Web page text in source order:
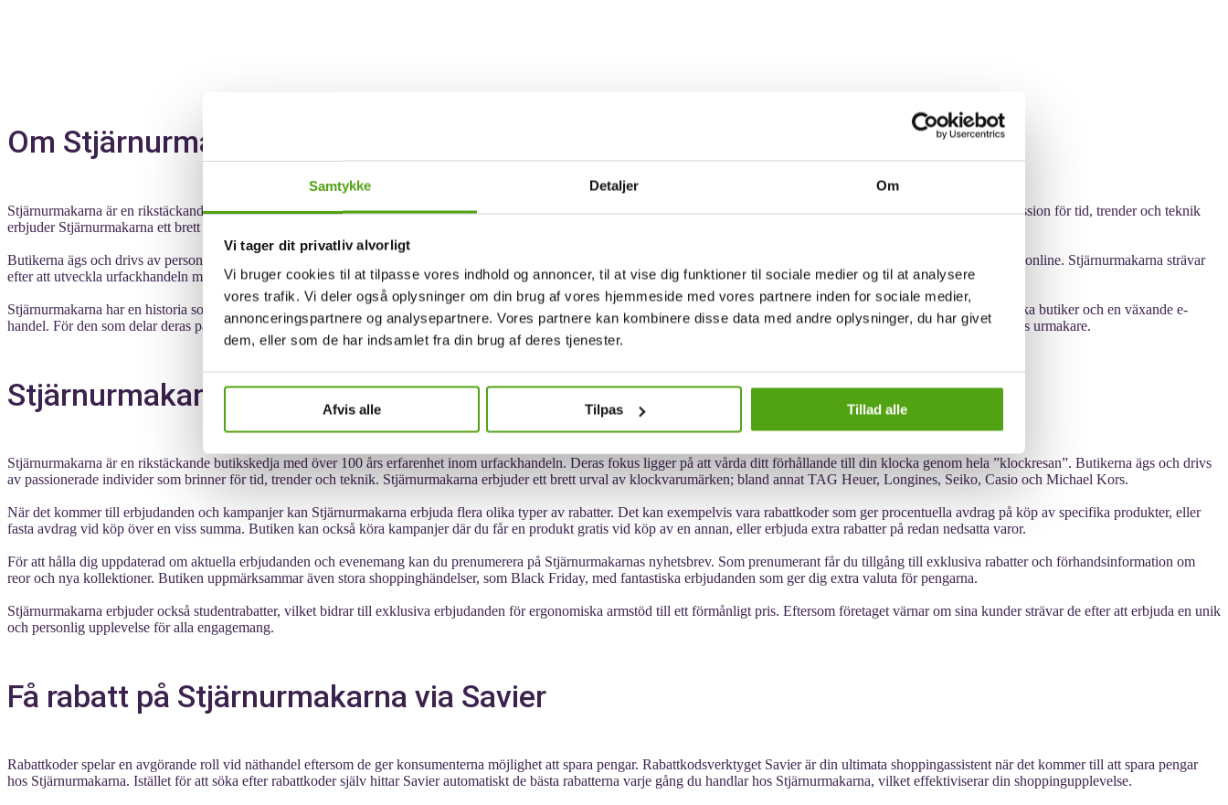
Samtykke Detaljer Om
Vi tager dit privatliv alvorligt
Vi bruger cookies til at tilpasse vores indhold og annoncer, til at vise dig funktioner til sociale medier og til at analysere
vores trafik. Vi deler også oplysninger om din brug af vores hjemmeside med vores partnere inden for sociale medier,
annonceringspartnere og analysepartnere. Vores partnere kan kombinere disse data med andre oplysninger, du har givet
dem, eller som de har indsamlet fra din brug af deres tjenester.
Afvis alle Tilpas Tillad alle
Om Stjärnurmakarna
Stjärnurmakarna är en rikstäckande butikskedja som har funnits i över 100 år. Företaget förvaltar ett starkt arv och bryr sig om sina kunder och deras klockor över tid. Med en passion för tid, trender och teknik
erbjuder Stjärnurmakarna ett brett utbud av tjänster, från att förvärva en ny klocka till mer omfattande reparationer.
Butikerna ägs och drivs av personer som delar denna passion, och varumärken som TAG Heuer, Longines, Oris, Seiko, Michael Kors och många andra erbjuds både i butik och online. Stjärnurmakarna strävar
efter att utveckla urfackhandeln med ökad försäljning och god lönsamhet, samtidigt som de erbjuder ett hög servicenivå och stort engagemang för sina kunder.
Stjärnurmakarna har en historia som sträcker sig tillbaka till 1892, vilket innebär att de har gjort en lång och framgångsrik resa. I dag är de en modern butikskedja med både fysiska butiker och en växande e-
handel. För den som delar deras passion för tid, klockor och smycken finns också möjligheten att bli en del av Stjärnurmakarna genom att öppna en klockbutik och bli en av deras urmakare.
Stjärnurmakarna och rabattkoder
Stjärnurmakarna är en rikstäckande butikskedja med över 100 års erfarenhet inom urfackhandeln. Deras fokus ligger på att vårda ditt förhållande till din klocka genom hela ”klockresan”. Butikerna ägs och drivs
av passionerade individer som brinner för tid, trender och teknik. Stjärnurmakarna erbjuder ett brett urval av klockvarumärken; bland annat TAG Heuer, Longines, Seiko, Casio och Michael Kors.
När det kommer till erbjudanden och kampanjer kan Stjärnurmakarna erbjuda flera olika typer av rabatter. Det kan exempelvis vara rabattkoder som ger procentuella avdrag på köp av specifika produkter, eller
fasta avdrag vid köp över en viss summa. Butiken kan också köra kampanjer där du får en produkt gratis vid köp av en annan, eller erbjuda extra rabatter på redan nedsatta varor.
För att hålla dig uppdaterad om aktuella erbjudanden och evenemang kan du prenumerera på Stjärnurmakarnas nyhetsbrev. Som prenumerant får du tillgång till exklusiva rabatter och förhandsinformation om
reor och nya kollektioner. Butiken uppmärksammar även stora shoppinghändelser, som Black Friday, med fantastiska erbjudanden som ger dig extra valuta för pengarna.
Stjärnurmakarna erbjuder också studentrabatter, vilket bidrar till exklusiva erbjudanden för ergonomiska armstöd till ett förmånligt pris. Eftersom företaget värnar om sina kunder strävar de efter att erbjuda en unik
och personlig upplevelse för alla engagemang.
Få rabatt på Stjärnurmakarna via Savier
Rabattkoder spelar en avgörande roll vid näthandel eftersom de ger konsumenterna möjlighet att spara pengar. Rabattkodsverktyget Savier är din ultimata shoppingassistent när det kommer till att spara pengar
hos Stjärnurmakarna. Istället för att söka efter rabattkoder själv hittar Savier automatiskt de bästa rabatterna varje gång du handlar hos Stjärnurmakarna, vilket effektiviserar din shoppingupplevelse.